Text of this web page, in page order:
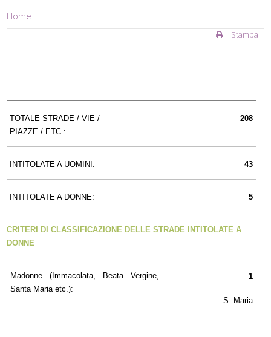
Home
Stampa
TOTALE STRADE / VIE /
PIAZZE / ETC.:
208
INTITOLATE A UOMINI: 43
INTITOLATE A DONNE: 5
CRITERI DI CLASSIFICAZIONE DELLE STRADE INTITOLATE A
DONNE
Madonne (Immacolata, Beata Vergine,
Santa Maria etc.):
1
S. Maria